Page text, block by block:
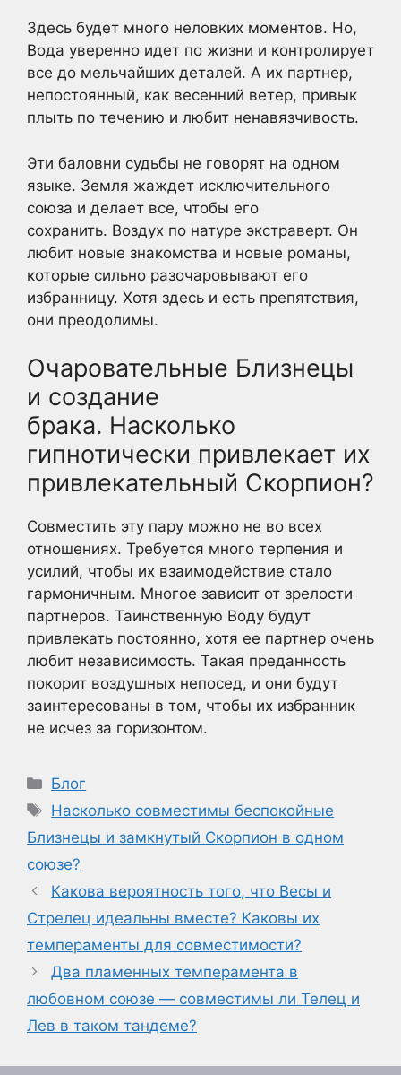
Здесь будет много неловких моментов. Но,
Вода уверенно идет по жизни и контролирует
все до мельчайших деталей. А их партнер,
непостоянный, как весенний ветер, привык
плыть по течению и любит ненавязчивость.
Эти баловни судьбы не говорят на одном
языке. Земля жаждет исключительного
союза и делает все, чтобы его
сохранить. Воздух по натуре экстраверт. Он
любит новые знакомства и новые романы,
которые сильно разочаровывают его
избранницу. Хотя здесь и есть препятствия,
они преодолимы.
Очаровательные Близнецы
и создание
брака. Насколько
гипнотически привлекает их
привлекательный Скорпион?
Совместить эту пару можно не во всех
отношениях. Требуется много терпения и
усилий, чтобы их взаимодействие стало
гармоничным. Многое зависит от зрелости
партнеров. Таинственную Воду будут
привлекать постоянно, хотя ее партнер очень
любит независимость. Такая преданность
покорит воздушных непосед, и они будут
заинтересованы в том, чтобы их избранник
не исчез за горизонтом.
Рубрики
Блог
Метки
Насколько совместимы беспокойные
Близнецы и замкнутый Скорпион в одном
союзе?
Какова вероятность того, что Весы и
Стрелец идеальны вместе? Каковы их
темпераменты для совместимости?
Два пламенных темперамента в
любовном союзе — совместимы ли Телец и
Лев в таком тандеме?